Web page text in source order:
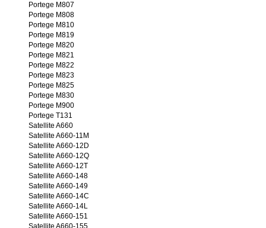
Portege M807
Portege M808
Portege M810
Portege M819
Portege M820
Portege M821
Portege M822
Portege M823
Portege M825
Portege M830
Portege M900
Portege T131
Satellite A660
Satellite A660-11M
Satellite A660-12D
Satellite A660-12Q
Satellite A660-12T
Satellite A660-148
Satellite A660-149
Satellite A660-14C
Satellite A660-14L
Satellite A660-151